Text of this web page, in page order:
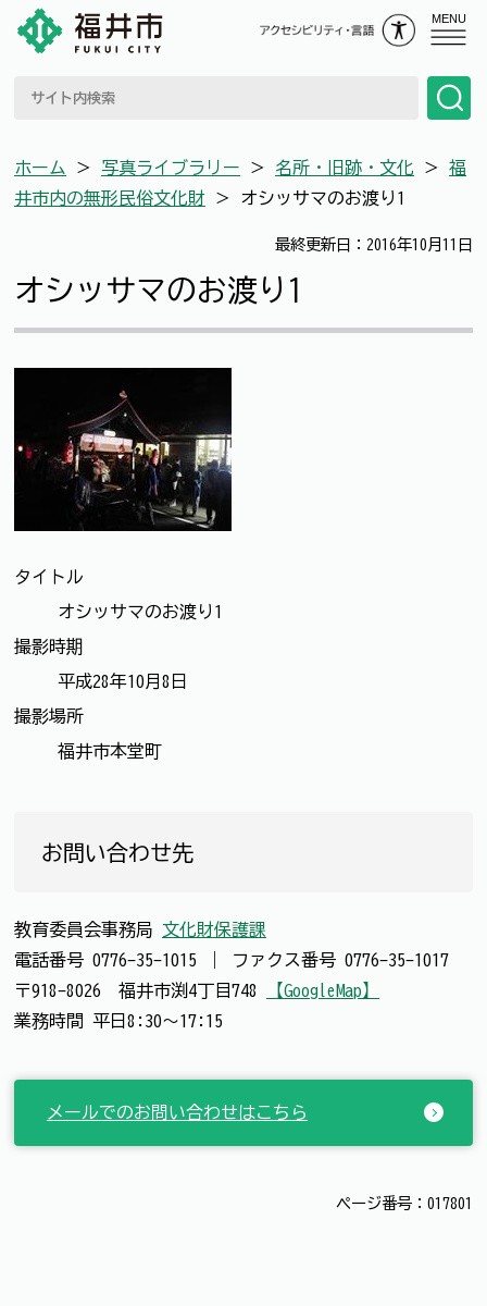
MENU
ホーム ＞ 写真ライブラリー ＞ 名所・旧跡・文化 ＞ 福
井市内の無形民俗文化財 ＞ オシッサマのお渡り1
最終更新日：2016年10月11日
オシッサマのお渡り1
タイトル
オシッサマのお渡り1
撮影時期
平成28年10月8日
撮影場所
福井市本堂町
お問い合わせ先
教育委員会事務局 文化財保護課
電話番号 0776-35-1015 ファクス番号 0776-35-1017
〒918-8026 福井市渕4丁目748
【GoogleMap】
業務時間 平日8:30～17:15
メールでのお問い合わせはこちら
ページ番号：017801